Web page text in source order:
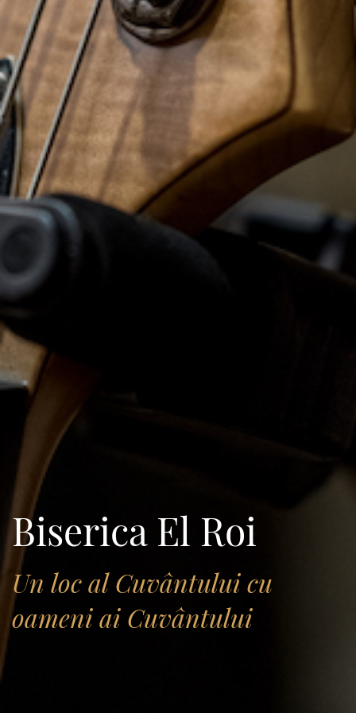
Biserica El Roi
Un loc al Cuvântului cu
oameni ai Cuvântului